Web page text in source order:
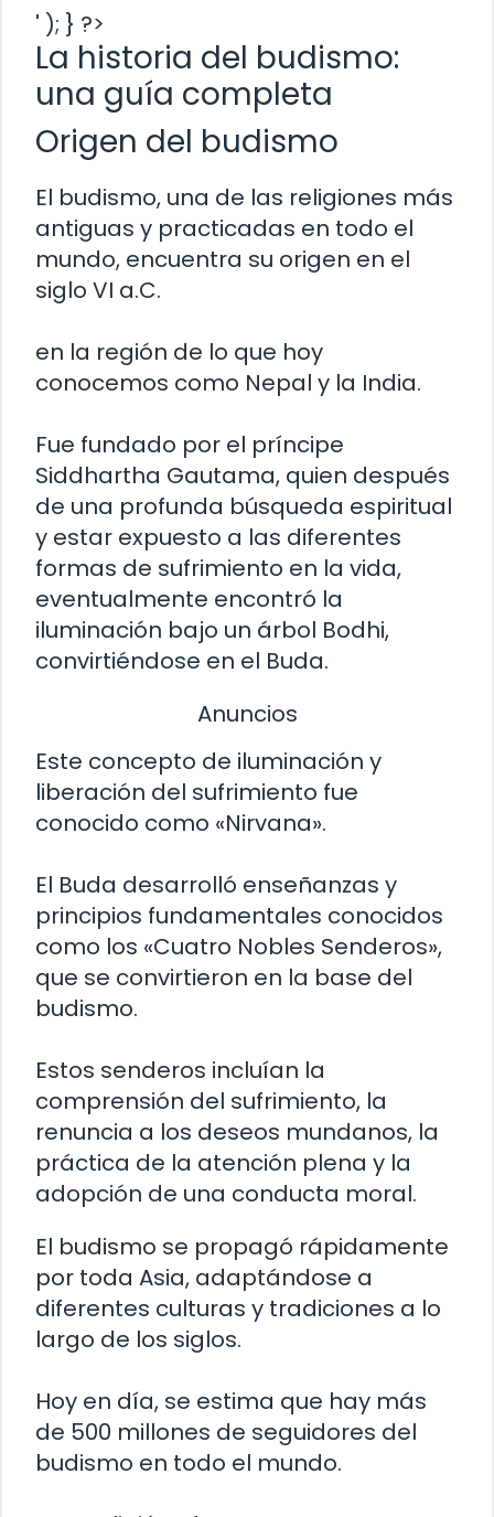
' ); } ?>
La historia del budismo:
una guía completa
Origen del budismo
El budismo, una de las religiones más
antiguas y practicadas en todo el
mundo, encuentra su origen en el
siglo VI a.C.
en la región de lo que hoy
conocemos como Nepal y la India.
Fue fundado por el príncipe
Siddhartha Gautama, quien después
de una profunda búsqueda espiritual
y estar expuesto a las diferentes
formas de sufrimiento en la vida,
eventualmente encontró la
iluminación bajo un árbol Bodhi,
convirtiéndose en el Buda.
Anuncios
Este concepto de iluminación y
liberación del sufrimiento fue
conocido como «Nirvana».
El Buda desarrolló enseñanzas y
principios fundamentales conocidos
como los «Cuatro Nobles Senderos»,
que se convirtieron en la base del
budismo.
Estos senderos incluían la
comprensión del sufrimiento, la
renuncia a los deseos mundanos, la
práctica de la atención plena y la
adopción de una conducta moral.
El budismo se propagó rápidamente
por toda Asia, adaptándose a
diferentes culturas y tradiciones a lo
largo de los siglos.
Hoy en día, se estima que hay más
de 500 millones de seguidores del
budismo en todo el mundo.